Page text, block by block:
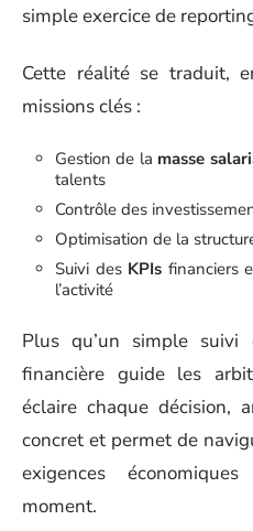
simple exercice de
Cette réalité se traduit,
missions clés :
Gestion de la masse
talents
Contrôle des
Optimisation de la
Suivi des KPIs financiers
l’activité
Plus qu’un simple suivi
financière guide les
éclaire chaque décision,
concret et permet de
exigences
moment.